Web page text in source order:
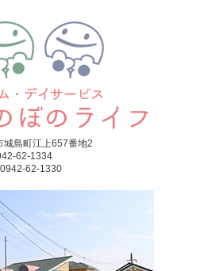
島町江上657番地2
62-1334
0942-62-1330